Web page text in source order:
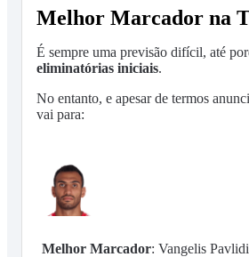
Melhor Marcador na
É sempre uma previsão difícil, até
eliminatórias iniciais.
No entanto, e apesar de termos
vai para:
Melhor Marcador: Vangelis